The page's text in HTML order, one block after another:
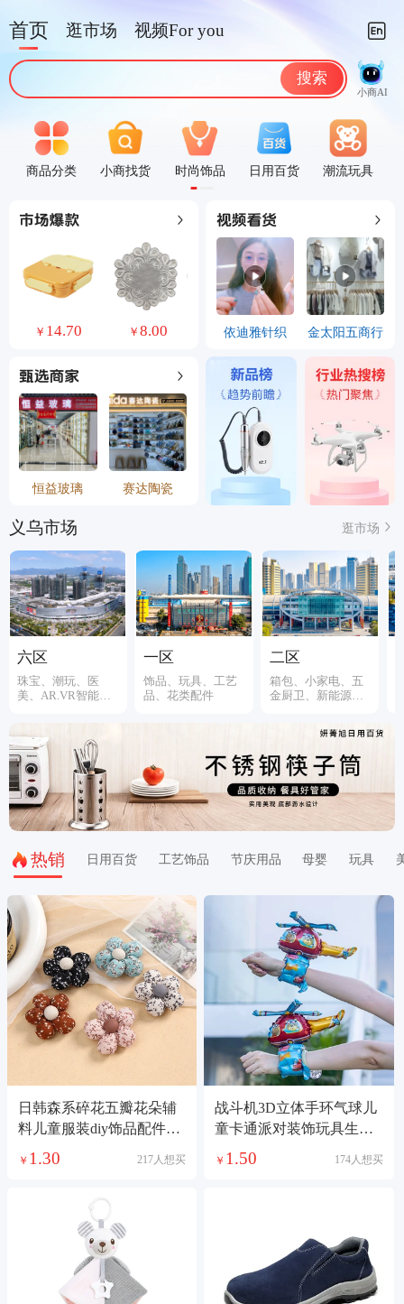
首页 逛市场 视频For you
搜索
小商AI
商品分类 小商找货 时尚饰品 日用百货 潮流玩具
￥ 14.70 ￥8.00 24.70 ￥2.20
依迪雅针织 金太阳五商行
恒益玻璃 赛达陶瓷
义乌市场 逛市场
六区
珠宝、潮玩、医
美、AR.VR智能装
一区
饰品、玩具、工艺
品、花类配件
二区
箱包、小家电、五
金厨卫、新能源、
热销 日用百货 工艺饰品 节庆用品 母婴 玩具
日韩森系碎花五瓣花朵辅
料儿童服装diy饰品配件发
饰充棉布艺挂件
￥ 1.30 217人想买
战斗机3D立体手环气球儿
童卡通派对装饰玩具生日
礼物地推礼品
￥ 1.50 174人想买